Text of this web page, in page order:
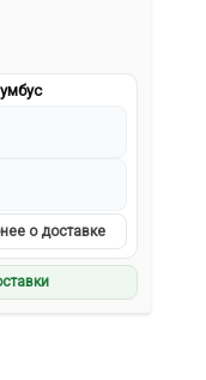
о доставке